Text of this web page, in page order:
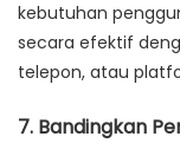
kebutuhan
secara efektif
telepon, atau
7. Bandingkan